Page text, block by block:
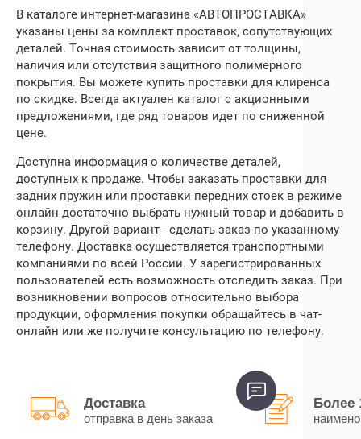
В каталоге интернет-магазина «АВТОПРОСТАВКА»
указаны цены за комплект проставок, сопутствующих
деталей. Точная стоимость зависит от толщины,
наличия или отсутствия защитного полимерного
покрытия. Вы можете купить проставки для клиренса
по скидке. Всегда актуален каталог с акционными
предложениями, где ряд товаров идет по сниженной
цене.
Доступна информация о количестве деталей,
доступных к продаже. Чтобы заказать проставки для
задних пружин или проставки передних стоек в режиме
онлайн достаточно выбрать нужный товар и добавить в
корзину. Другой вариант ‒ сделать заказ по указанному
телефону. Доставка осуществляется транспортными
компаниями по всей России. У зарегистрированных
пользователей есть возможность отследить заказ. При
возникновении вопросов относительно выбора
продукции, оформления покупки обращайтесь в чат-
онлайн или же получите консультацию по телефону.
Доставка
отправка в день заказа
Более